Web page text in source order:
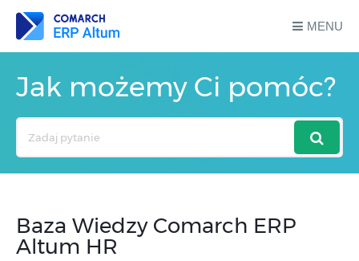
MENU
Jak możemy Ci pomóc?
Baza Wiedzy Comarch ERP
Altum HR